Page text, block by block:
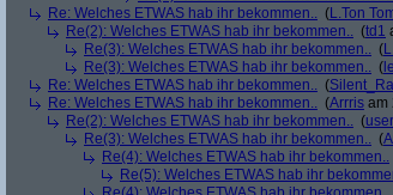
Re: Welches ETWAS hab ihr bekommen.. (L.Ton
Re(2): Welches ETWAS hab ihr bekommen.. (td1
Re(3): Welches ETWAS hab ihr bekommen.. (
Re(3): Welches ETWAS hab ihr bekommen.. (
Re: Welches ETWAS hab ihr bekommen.. (
Re: Welches ETWAS hab ihr bekommen.. (Arrris am
Re(2): Welches ETWAS hab ihr bekommen.. (
Re(3): Welches ETWAS hab ihr bekommen.. (
Re(4): Welches ETWAS hab ihr bekommen..
Re(5): Welches ETWAS hab ihr